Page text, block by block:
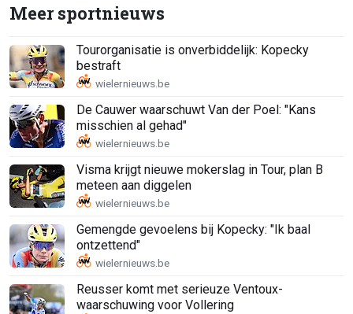
Meer sportnieuws
Tourorganisatie is onverbiddelijk: Kopecky
bestraft
De Cauwer waarschuwt Van der Poel: "Kans
misschien al gehad"
Visma krijgt nieuwe mokerslag in Tour, plan B
meteen aan diggelen
Gemengde gevoelens bij Kopecky: "Ik baal
ontzettend"
Reusser komt met serieuze Ventoux-
waarschuwing voor Vollering